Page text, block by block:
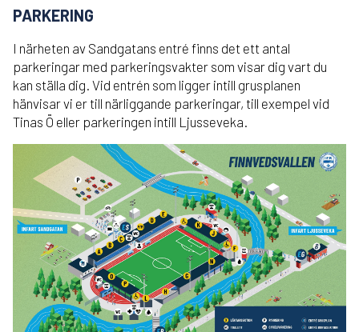
PARKERING
I närheten av Sandgatans entré finns det ett antal
parkeringar med parkeringsvakter som visar dig vart du
kan ställa dig. Vid entrén som ligger intill grusplanen
hänvisar vi er till närliggande parkeringar, till exempel vid
Tinas Ö eller parkeringen intill Ljusseveka.